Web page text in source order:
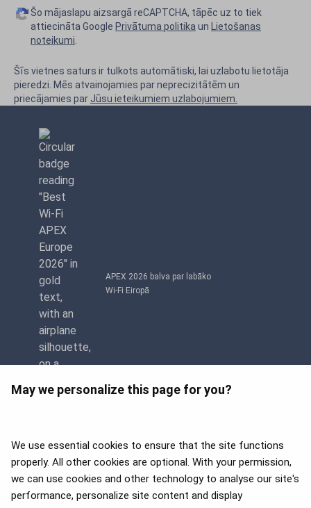
May we personalize this page for you?
We use essential cookies to ensure that the site functions
properly. All other cookies are optional. With your permission,
we can use cookies and other technology to analyse our site's
performance, personalize site content and display
Šo mājaslapu aizsargā reCAPTCHA, tāpēc uz to tiek
attiecināta Google Privātuma politika un
Lietošanas
noteikumi
Šīs vietnes saturs ir tulkots automātiski, lai uzlabotu lietotāja
pieredzi. Mēs atvainojamies par neprecizitātēm un
priecājamies par Jūsu ieteikumiem uzlabojumiem.
APEX 2026 balva par labāko
Wi-Fi Eiropā
APEX 2026 Five Star Major
Airline Award